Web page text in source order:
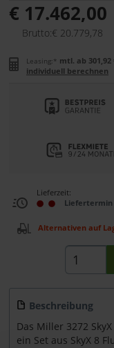
€ 17.462,00
Brutto:€ 20.779,78
Leasing:* mtl. ab 301,92
individuell berechnen
Lieferzeit:
Alternativen auf
Beschreibung
Das Miller 3272
ein Set aus SkyX 8